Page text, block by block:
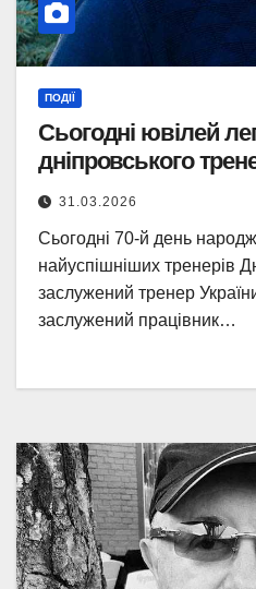
ПОДІЇ
Сьогодні ювілей
дніпровського
31.03.2026
Сьогодні 70-й день
найуспішніших тренерів
заслужений тренер
заслужений працівник…